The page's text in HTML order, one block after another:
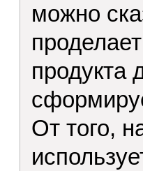
можно
продукта
От того,